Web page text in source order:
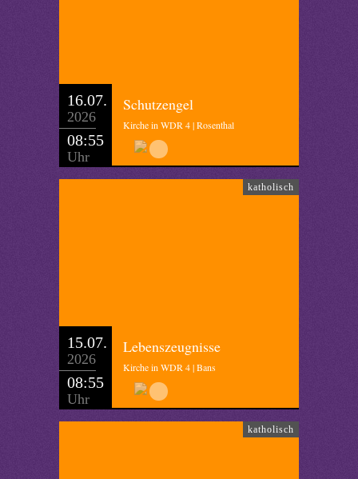
16.07.
2026
08:55
Uhr
Schutzengel
Kirche in WDR 4 | Rosenthal
katholisch
15.07.
2026
08:55
Uhr
Lebenszeugnisse
Kirche in WDR 4 | Bans
katholisch